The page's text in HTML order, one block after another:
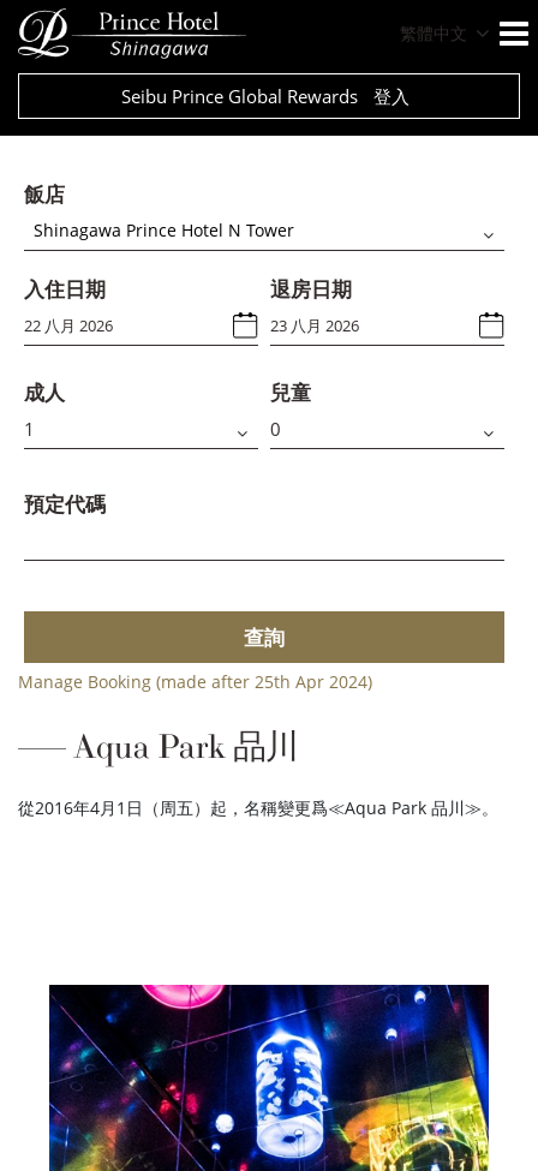
繁體中文
Seibu Prince Global Rewards 登入
飯店
Shinagawa Prince Hotel N Tower
入住日期 退房日期
成人 兒童
預定代碼
查詢
Manage Booking (made after 25th Apr 2024)
Aqua Park 品川
從2016年4月1日（周五）起，名稱變更爲≪Aqua Park 品川≫。